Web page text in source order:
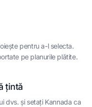
pentru a-l selecta.
pe planurile plătite.
țintă
dvs. și setați Kannada ca